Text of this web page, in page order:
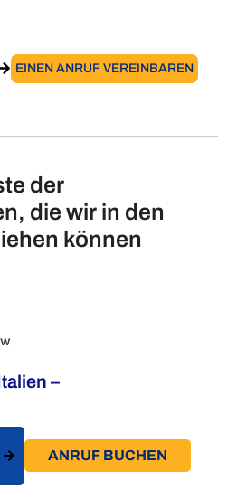
EINEN ANRUF VEREINBAREN
der
die wir in den
können
–
ANRUF BUCHEN